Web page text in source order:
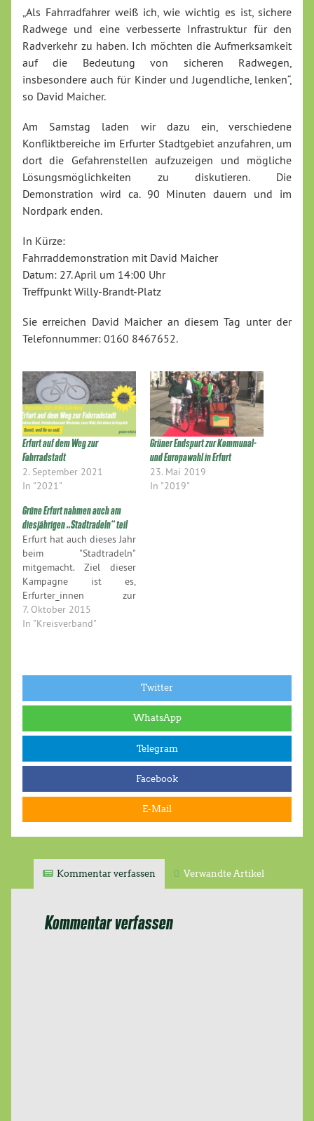
„Als Fahrradfahrer weiß ich, wie wichtig es ist, sichere
Radwege und eine verbesserte Infrastruktur für den
Radverkehr zu haben. Ich möchten die Aufmerksamkeit
auf die Bedeutung von sicheren Radwegen,
insbesondere auch für Kinder und Jugendliche, lenken“,
so David Maicher.
Am Samstag laden wir dazu ein, verschiedene
Konfliktbereiche im Erfurter Stadtgebiet anzufahren, um
dort die Gefahrenstellen aufzuzeigen und mögliche
Lösungsmöglichkeiten zu diskutieren. Die
Demonstration wird ca. 90 Minuten dauern und im
Nordpark enden.
In Kürze:
Fahrraddemonstration mit David Maicher
Datum: 27. April um 14:00 Uhr
Treffpunkt Willy-Brandt-Platz
Sie erreichen David Maicher an diesem Tag unter der
Telefonnummer: 0160 8467652.
Erfurt auf dem Weg zur
Fahrradstadt
2. September 2021
In "2021"
Grüner Endspurt zur Kommunal-
und Europawahl in Erfurt
23. Mai 2019
In "2019"
Grüne Erfurt nahmen auch am
diesjährigen „Stadtradeln“ teil
Erfurt hat auch dieses Jahr
beim "Stadtradeln"
mitgemacht. Ziel dieser
Kampagne ist es,
Erfurter_innen zur
Benutzung des Fahrrads
zu sensibilisieren und die
der
zu rücken. Diese haben
dabei die Möglichkeit,
selbst zu „erfahren“, was es
Kommune mit dem…
7. Oktober 2015
In "Kreisverband"
Twitter
WhatsApp
Telegram
Facebook
E-Mail
Kommentar verfassen Verwandte Artikel
Kommentar verfassen